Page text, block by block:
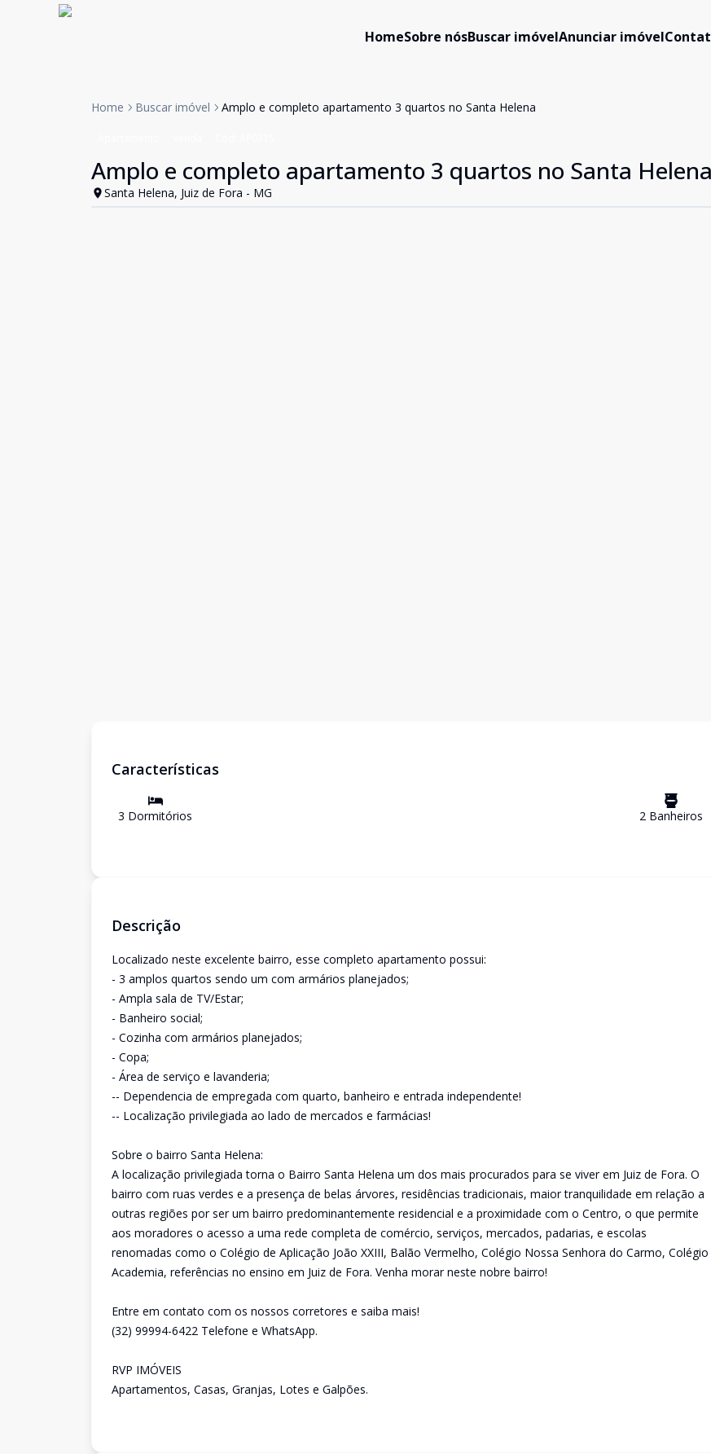
HomeSobre nósBuscar imóvelAnunciar imóvel
Home Buscar imóvel Amplo e completo apartamento 3 quartos no Santa Helena
Amplo e completo apartamento 3 quartos no Santa Helena
Santa Helena, Juiz de Fora - MG
Características
3 Dormitórios 2 Banheiros
Descrição
Localizado neste excelente bairro, esse completo apartamento possui:
- 3 amplos quartos sendo um com armários planejados;
- Ampla sala de TV/Estar;
- Banheiro social;
- Cozinha com armários planejados;
- Copa;
- Área de serviço e lavanderia;
-- Dependencia de empregada com quarto, banheiro e entrada independente!
-- Localização privilegiada ao lado de mercados e farmácias!
Sobre o bairro Santa Helena:
A localização privilegiada torna o Bairro Santa Helena um dos mais procurados para se viver em Juiz de Fora. O
bairro com ruas verdes e a presença de belas árvores, residências tradicionais, maior tranquilidade em relação a
outras regiões por ser um bairro predominantemente residencial e a proximidade com o Centro, o que permite
aos moradores o acesso a uma rede completa de comércio, serviços, mercados, padarias, e escolas
renomadas como o Colégio de Aplicação João XXIII, Balão Vermelho, Colégio Nossa Senhora do Carmo, Colégio
Academia, referências no ensino em Juiz de Fora. Venha morar neste nobre bairro!
Entre em contato com os nossos corretores e saiba mais!
(32) 99994-6422 Telefone e WhatsApp.
RVP IMÓVEIS
Apartamentos, Casas, Granjas, Lotes e Galpões.